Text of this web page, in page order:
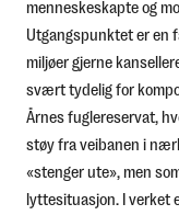
menneskeskapte og
Utgangspunktet er en
miljøer gjerne
svært tydelig for
Årnes fuglereservat,
støy fra veibanen i
«stenger ute», men
lyttesituasjon. I verket